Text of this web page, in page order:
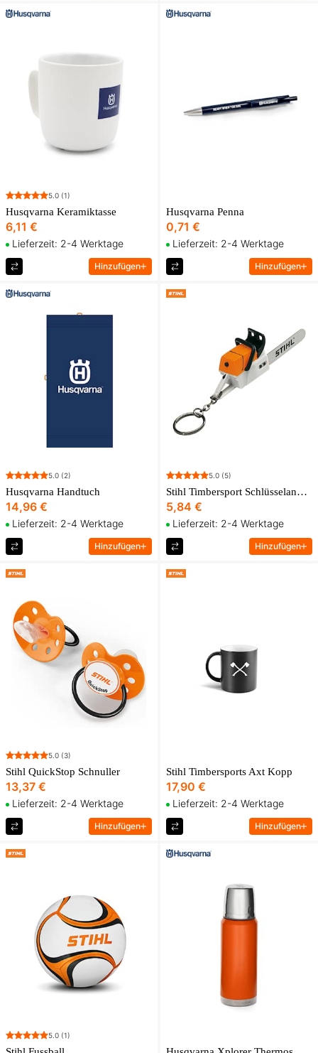
5.0 (1)
Husqvarna Keramiktasse
6,11 €
Lieferzeit: 2-4 Werktage
Hinzufügen
Husqvarna Penna
0,71 €
Lieferzeit: 2-4 Werktage
Hinzufügen
5.0 (2)
Husqvarna Handtuch
14,96 €
Lieferzeit: 2-4 Werktage
Hinzufügen
5.0 (5)
Stihl Timbersport Schlüsselanhänger Kettensäge
5,84 €
Lieferzeit: 2-4 Werktage
Hinzufügen
5.0 (3)
Stihl QuickStop Schnuller
13,37 €
Lieferzeit: 2-4 Werktage
Hinzufügen
Stihl Timbersports Axt Kopp
17,90 €
Lieferzeit: 2-4 Werktage
Hinzufügen
5.0 (1)